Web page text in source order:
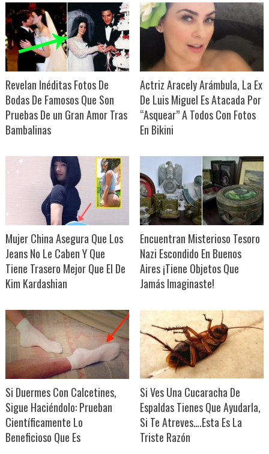
Revelan Inéditas Fotos De
Bodas De Famosos Que Son
Pruebas De un Gran Amor Tras
Bambalinas
Actriz Aracely Arámbula, La Ex
De Luis Miguel Es Atacada Por
“Asquear” A Todos Con Fotos
En Bikini
Mujer China Asegura Que Los
Jeans No Le Caben Y Que
Tiene Trasero Mejor Que El De
Kim Kardashian
Encuentran Misterioso Tesoro
Nazi Escondido En Buenos
Aires ¡Tiene Objetos Que
Jamás Imaginaste!
Si Duermes Con Calcetines,
Sigue Haciéndolo: Prueban
Científicamente Lo
Beneficioso Que Es
Si Ves Una Cucaracha De
Espaldas Tienes Que Ayudarla,
Si Te Atreves….Esta Es La
Triste Razón